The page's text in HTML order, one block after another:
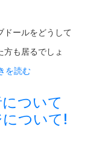
ドールをどうして
方も居るでしょ
を読む
ついて
ついて!